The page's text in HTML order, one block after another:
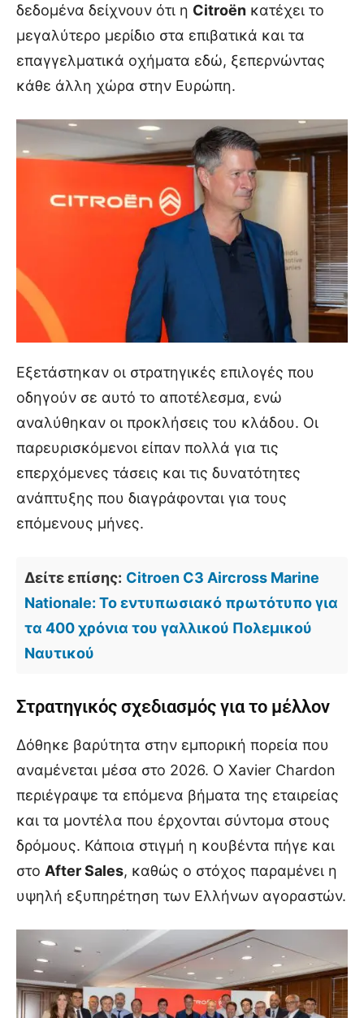
δεδομένα δείχνουν ότι η Citroën κατέχει το
μεγαλύτερο μερίδιο στα επιβατικά και τα
επαγγελματικά οχήματα εδώ, ξεπερνώντας
κάθε άλλη χώρα στην Ευρώπη.
Εξετάστηκαν οι στρατηγικές επιλογές που
οδηγούν σε αυτό το αποτέλεσμα, ενώ
αναλύθηκαν οι προκλήσεις του κλάδου. Οι
παρευρισκόμενοι είπαν πολλά για τις
επερχόμενες τάσεις και τις δυνατότητες
ανάπτυξης που διαγράφονται για τους
επόμενους μήνες.
Δείτε επίσης: Citroen C3 Aircross Marine
Nationale: Το εντυπωσιακό πρωτότυπο για
τα 400 χρόνια του γαλλικού Πολεμικού
Ναυτικού
Στρατηγικός σχεδιασμός για το μέλλον
Δόθηκε βαρύτητα στην εμπορική πορεία που
αναμένεται μέσα στο 2026. Ο Xavier Chardon
περιέγραψε τα επόμενα βήματα της εταιρείας
και τα μοντέλα που έρχονται σύντομα στους
δρόμους. Κάποια στιγμή η κουβέντα πήγε και
στο After Sales, καθώς ο στόχος παραμένει η
υψηλή εξυπηρέτηση των Ελλήνων αγοραστών.